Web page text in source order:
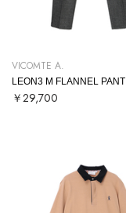
VICOMTE A.
LEON3 M FLANNEL PANT
￥29,700